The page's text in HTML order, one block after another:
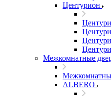
Центурион
Межкомнатные
ALBERO